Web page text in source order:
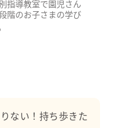
指導教室で園児さん
階のお子さまの学び
ない！持ち歩きた